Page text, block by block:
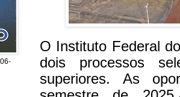
O Instituto Federal
dois processos
superiores. As